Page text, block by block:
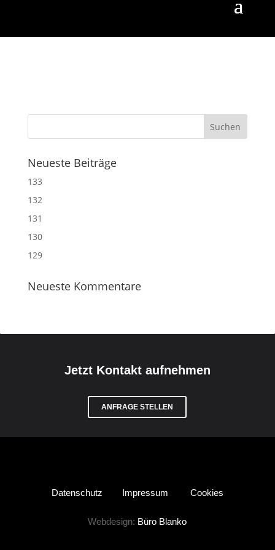
Neueste Beiträge
133
132
131
130
129
Neueste Kommentare
Jetzt Kontakt aufnehmen
ANFRAGE STELLEN
Datenschutz Impressum Cookies
Webdesign: Büro Blanko